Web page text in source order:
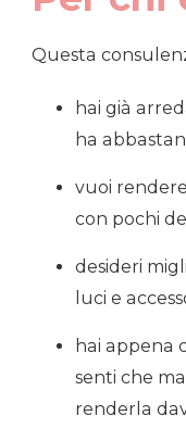
Questa
hai già
ha
vuoi
con pochi
desideri
luci e
hai appena
senti che
renderla